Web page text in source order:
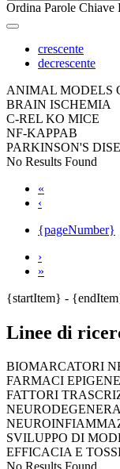
Ordina Parole Chiave
crescente
decrescente
ANIMAL MODELS
BRAIN ISCHEMIA
C-REL KO MICE
NF-KAPPAB
PARKINSON'S
No Results Found
«
‹
{pageNumber}
›
»
{startItem} -
Linee di
BIOMARCATORI
FARMACI
FATTORI
SVILUPPO DI
EFFICACIA E
No Results Found